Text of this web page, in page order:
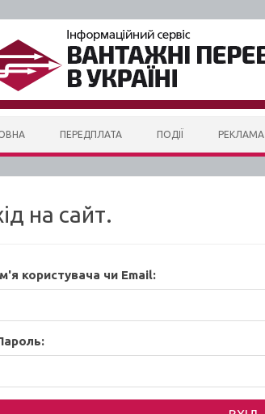
ПЕРЕДПЛАТА ПОДІЇ РЕКЛАМА
на сайт.
користувача чи Email: